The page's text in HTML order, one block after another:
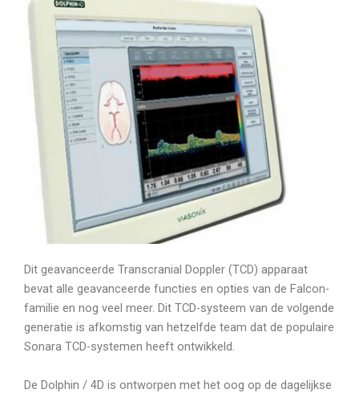
Dit geavanceerde Transcranial Doppler (TCD) apparaat
bevat alle geavanceerde functies en opties van de Falcon-
familie en nog veel meer. Dit TCD-systeem van de volgende
generatie is afkomstig van hetzelfde team dat de populaire
Sonara TCD-systemen heeft ontwikkeld.
De Dolphin / 4D is ontworpen met het oog op de dagelijkse